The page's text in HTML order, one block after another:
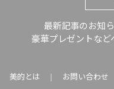
最新記事のお知
豪華プレゼントなど
美的とは ｜ お問い合わせ